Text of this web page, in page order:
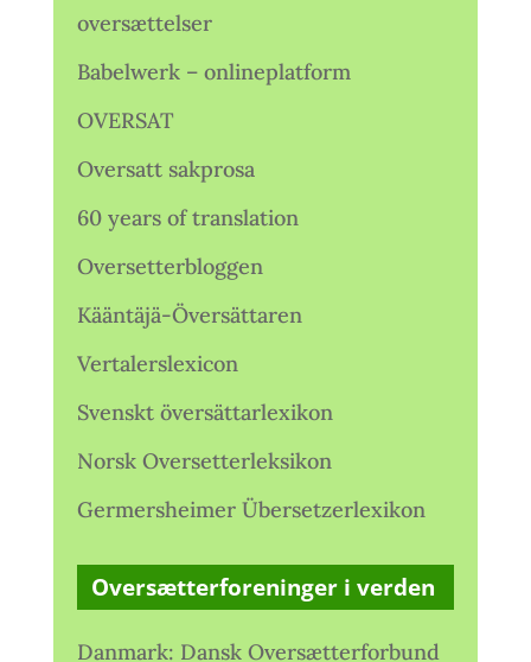
oversættelser
Babelwerk – onlineplatform
OVERSAT
Oversatt sakprosa
60 years of translation
Oversetterbloggen
Kääntäjä-Översättaren
Vertalerslexicon
Svenskt översättarlexikon
Norsk Oversetterleksikon
Germersheimer Übersetzerlexikon
Oversætterforeninger i verden
Danmark: Dansk Oversætterforbund